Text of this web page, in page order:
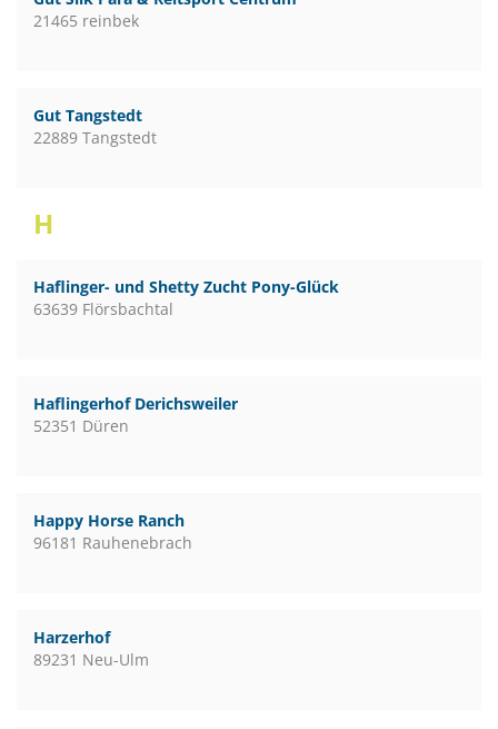
21465 reinbek
Gut Tangstedt
22889 Tangstedt
H
Haflinger- und Shetty Zucht Pony-Glück
63639 Flörsbachtal
Haflingerhof Derichsweiler
52351 Düren
Happy Horse Ranch
96181 Rauhenebrach
Harzerhof
89231 Neu-Ulm